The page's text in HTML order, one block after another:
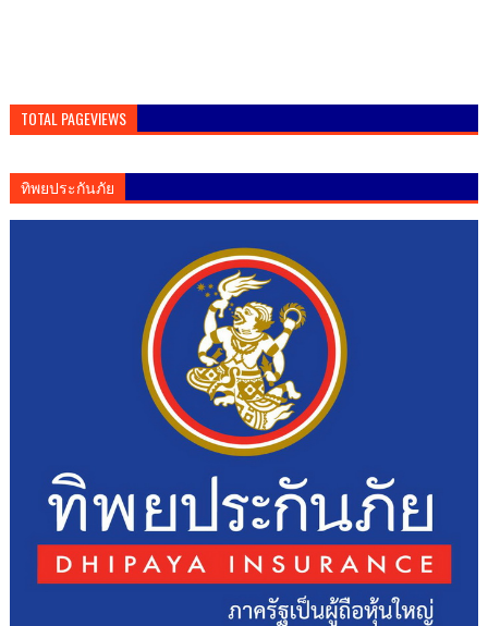
TOTAL PAGEVIEWS
ทิพยประกันภัย